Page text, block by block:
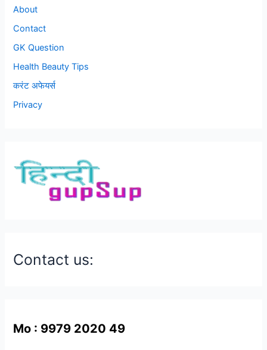
About
Contact
GK Question
Health Beauty Tips
करंट अफेयर्स
Privacy
Contact us:
Mo : 9979 2020 49